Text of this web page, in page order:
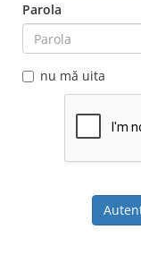
Parola
nu mă uita